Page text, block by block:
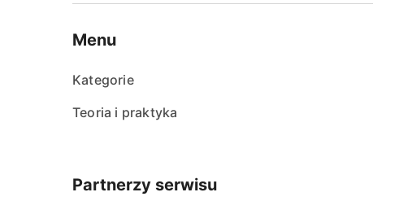
Menu
Kategorie
Teoria i praktyka
Partnerzy serwisu